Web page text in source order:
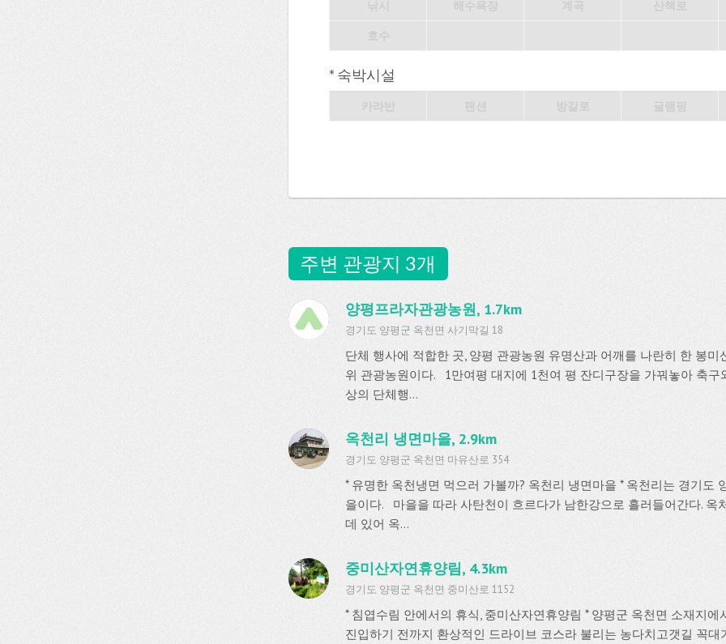
* 숙박시설
주변 관광지 3개
양평프라자관광농원, 1.7km
경기도 양평군 옥천면 사기막길 18
단체 행사에 적합한 곳, 양평 관광농원 유명산과 어깨를 나란히 한 봉미
위 관광농원이다. 1만여평 대지에 1천여 평 잔디구장을 가꿔놓아 축구
상의 단체행...
옥천리 냉면마을, 2.9km
경기도 양평군 옥천면 마유산로 354
* 유명한 옥천냉면 먹으러 가볼까? 옥천리 냉면마을 * 옥천리는 경기도
을이다. 마을을 따라 사탄천이 흐르다가 남한강으로 흘러들어간다. 옥
데 있어 옥...
중미산자연휴양림, 4.3km
경기도 양평군 옥천면 중미산로 1152
* 침엽수림 안에서의 휴식, 중미산자연휴양림 * 양평군 옥천면 소재지
진입하기 전까지 환상적인 드라이브 코스라 불리는 농다치고갯길 꼭